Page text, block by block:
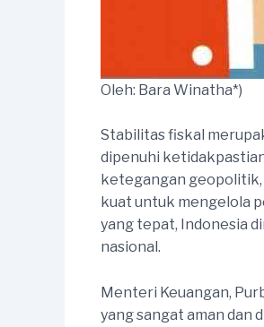
Oleh: Bara Winatha*)
Stabilitas fiskal
dipenuhi
ketegangan
kuat untuk mengelola
yang tepat, Indonesia
nasional.
Menteri Keuangan,
yang sangat aman dan